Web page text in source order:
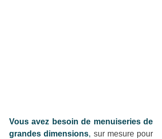
Vous avez besoin de menuiseries de
grandes dimensions, sur mesure pour